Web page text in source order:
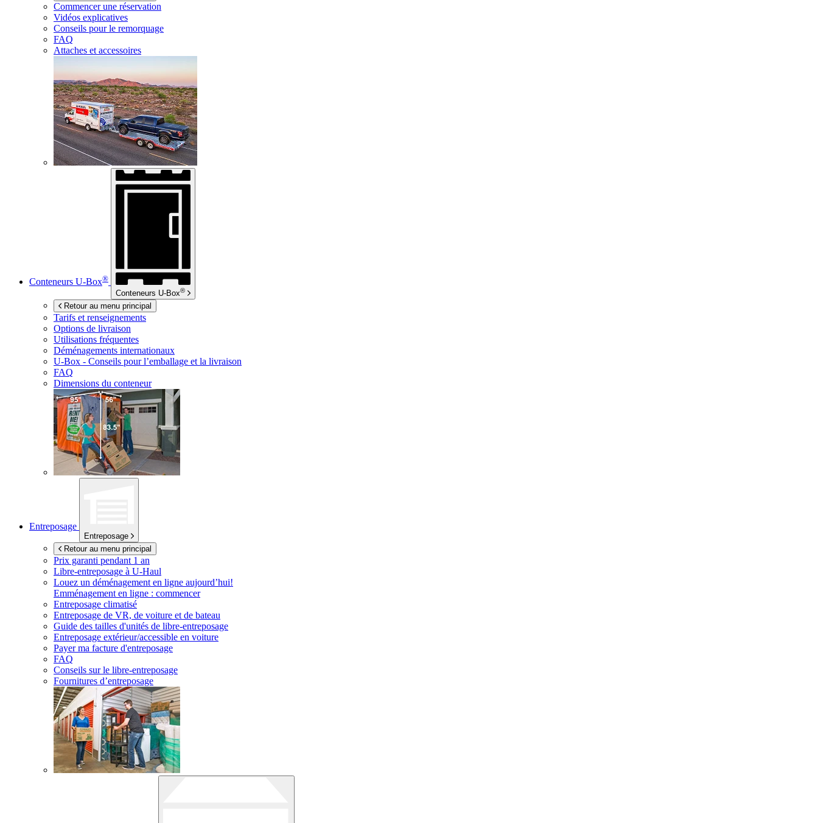
Commencer une réservation
Vidéos explicatives
Conseils pour le remorquage
FAQ
Attaches et accessoires
Conteneurs U-Box®
Conteneurs U-Box®
Retour au menu principal
Tarifs et renseignements
Options de livraison
Utilisations fréquentes
Déménagements internationaux
U-Box - Conseils pour l’emballage et la livraison
FAQ
Dimensions du conteneur
Entreposage
Entreposage
Retour au menu principal
Prix garanti pendant 1 an
Libre-entreposage à U-Haul
Louez un déménagement en ligne aujourd’hui!
Emménagement en ligne : commencer
Entreposage climatisé
Entreposage de VR, de voiture et de bateau
Guide des tailles d'unités de libre-entreposage
Entreposage extérieur/accessible en voiture
Payer ma facture d'entreposage
FAQ
Conseils sur le libre-entreposage
Fournitures d’entreposage